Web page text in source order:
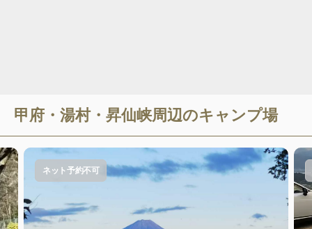
甲府・湯村・昇仙峡周辺のキャンプ場
ネット予約不可